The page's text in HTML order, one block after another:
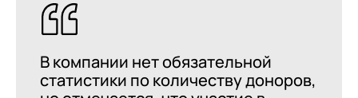
В компании нет обязательной
статистики по количеству доноров,